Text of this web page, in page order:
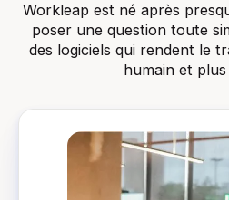
Workleap est né après
poser une question toute
des logiciels qui rendent le
humain et plus